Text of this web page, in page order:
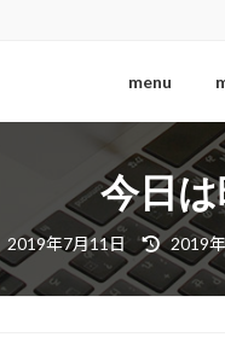
menu
今日
2019年7月11日
最
終
更
新
日
2019